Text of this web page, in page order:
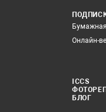
Онлайн-
ICCS
БЛОГ